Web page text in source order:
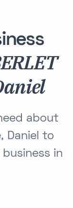
about
Daniel to
in